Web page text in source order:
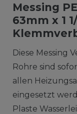
Messing
63mm x 1
Diese Messing
Rohre sind
allen
eingesetzt
Plaste